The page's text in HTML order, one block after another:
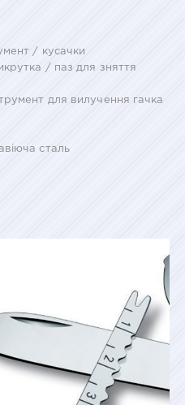
/ кусачки
/ паз для зняття
для вилучення гачка
сталь